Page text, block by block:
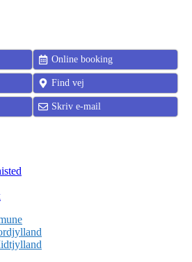
Online booking
Find vej
Skriv e-mail